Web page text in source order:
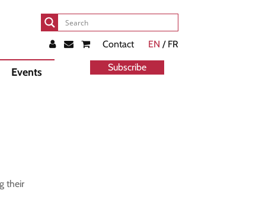
Contact EN / FR
Events Subscribe
their